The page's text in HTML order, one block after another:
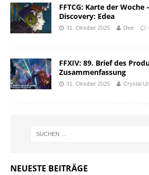
FFTCG: Karte der Woche
Discovery: Edea
31. Oktober 2025 Dee
FFXIV: 89. Brief des
Zusammenfassung
31. Oktober 2025 Crystal
NEUESTE BEITRÄGE